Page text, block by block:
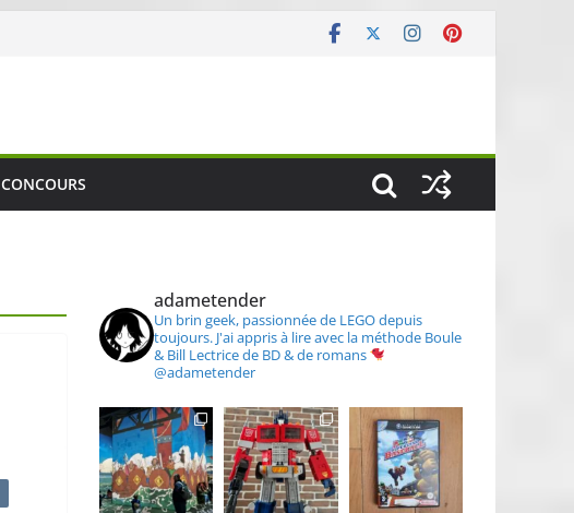
CONCOURS
adametender
Un brin geek, passionnée de LEGO depuis
toujours. J'ai appris à lire avec la méthode Boule
& Bill Lectrice de BD & de romans
@adametender